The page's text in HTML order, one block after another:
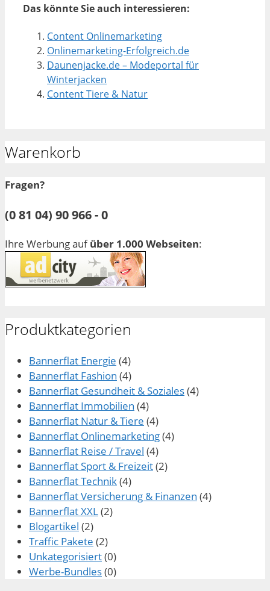
Das könnte Sie auch interessieren:
Content Onlinemarketing
Onlinemarketing-Erfolgreich.de
Daunenjacke.de – Modeportal für
Winterjacken
Content Tiere & Natur
Warenkorb
Fragen?
(0 81 04) 90 966 - 0
Ihre Werbung aufüber 1.000 Webseiten:
Produktkategorien
Bannerflat Energie (4)
Bannerflat Fashion (4)
Bannerflat Gesundheit & Soziales(4)
Bannerflat Immobilien (4)
Bannerflat Natur & Tiere (4)
Bannerflat Onlinemarketing(4)
Bannerflat Reise / Travel (4)
Bannerflat Sport & Freizeit(2)
Bannerflat Technik(4)
Bannerflat Versicherung & Finanzen (4)
Bannerflat XXL(2)
Blogartikel (2)
Traffic Pakete (2)
Unkategorisiert(0)
Werbe-Bundles(0)